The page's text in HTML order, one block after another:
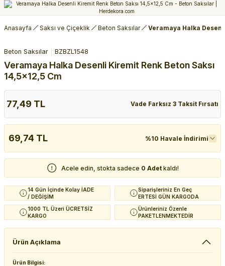
Anasayfa Saksı ve Çiçeklik Beton Saksılar Veramaya Halka
Beton Saksılar BZBZL1548
Veramaya Halka Desenli Kiremit Renk Beton Saksı
14,5x12,5 Cm
77,49 TL Vade Farksız 3 Taksit Fırsatı
69,74 TL %10 Havale İndirimi
Acele edin, stokta sadece 0 Adet kaldı!
14 Gün İçinde Kolay İADE
/ DEĞİŞİM
Siparişleriniz En Geç
ERTESİ GÜN KARGODA
1000 TL Üzeri ÜCRETSİZ
KARGO
Ürünleriniz Özenle
PAKETLENMEKTEDİR
Ürün Açıklama
Ürün Bilgisi: